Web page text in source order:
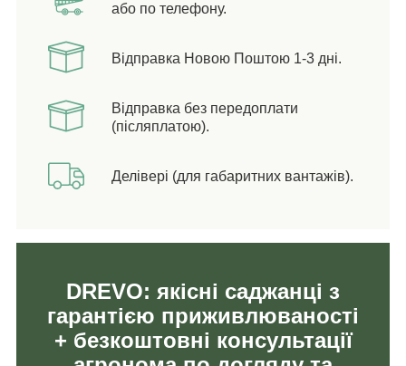
або по телефону.
Відправка Новою Поштою 1-3 дні.
Відправка без передоплати
(післяплатою).
Делівері (для габаритних вантажів).
DREVO: якісні саджанці з
гарантією приживлюваності
+ безкоштовні консультації